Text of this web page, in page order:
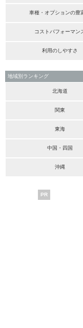
車種・オプションの豊
コストパフォーマン
利用のしやすさ
地域別ランキング
北海道
関東
東海
中国・四国
沖縄
PR